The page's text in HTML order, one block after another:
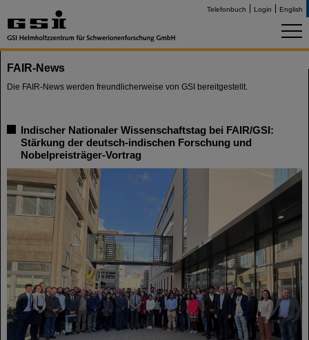
Telefonbuch Login English
FAIR-News
Die FAIR-News werden freundlicherweise von GSI bereitgestellt.
Indischer Nationaler Wissenschaftstag bei FAIR/GSI:
Stärkung der deutsch-indischen Forschung und
Nobelpreisträger-Vortrag